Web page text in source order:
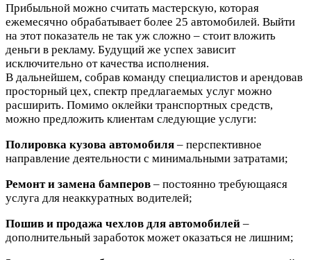
Прибыльной можно считать мастерскую, которая
ежемесячно обрабатывает более 25 автомобилей. Выйти
на этот показатель не так уж сложно – стоит вложить
деньги в рекламу. Будущий же успех зависит
исключительно от качества исполнения.
В дальнейшем, собрав команду специалистов и арендовав
просторный цех, спектр предлагаемых услуг можно
расширить. Помимо оклейки транспортных средств,
можно предложить клиентам следующие услуги:
Полировка кузова автомобиля – перспективное
направление деятельности с минимальными затратами;
Ремонт и замена бамперов – постоянно требующаяся
услуга для неаккуратных водителей;
Пошив и продажа чехлов для автомобилей –
дополнительный заработок может оказаться не лишним;